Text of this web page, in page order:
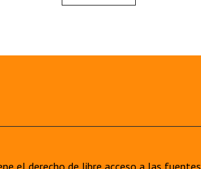
el derecho de libre acceso a las fuentes